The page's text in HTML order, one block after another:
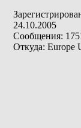
24.10.2005
Сообщения:
Откуда: Europe